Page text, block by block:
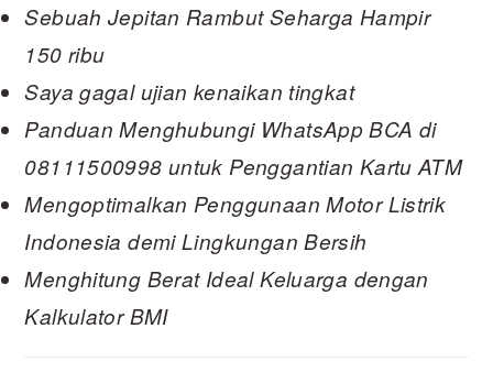
Sebuah Jepitan Rambut Seharga Hampir
150 ribu
Saya gagal ujian kenaikan tingkat
Panduan Menghubungi WhatsApp BCA di
08111500998 untuk Penggantian Kartu ATM
Mengoptimalkan Penggunaan Motor Listrik
Indonesia demi Lingkungan Bersih
Menghitung Berat Ideal Keluarga dengan
Kalkulator BMI